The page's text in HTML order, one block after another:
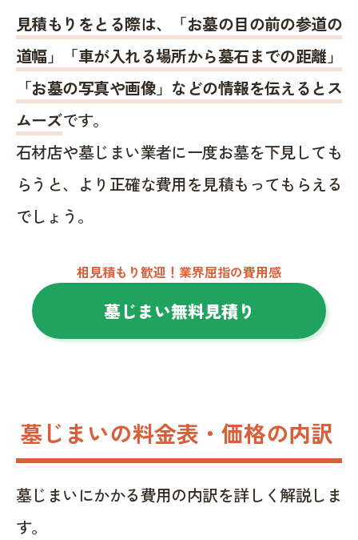
見積もりをとる際は、「お墓の目の前の参道の
道幅」「車が入れる場所から墓石までの距離」
「お墓の写真や画像」などの情報を伝えるとス
ムーズです。
石材店や墓じまい業者に一度お墓を下見しても
らうと、より正確な費用を見積もってもらえる
でしょう。
相見積もり歓迎！業界屈指の費用感
墓じまい無料見積り
墓じまいの料金表・価格の内訳
墓じまいにかかる費用の内訳を詳しく解説しま
す。